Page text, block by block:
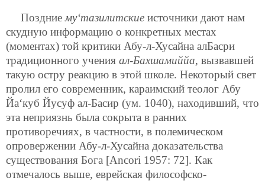
Поздниему‘тазилитские источники дают нам
скудную информацию о конкретных местах
(моментах) той критики Абу-л-Хусайна алБасри
традиционного учения ал-Бахшамиййа, вызвавшей
такую остру реакцию в этой школе. Некоторый свет
пролил его современник, караимский теолог Абу
Йа‘куб Йусуф ал-Басир (ум. 1040), находивший, что
эта неприязнь была сокрыта в ранних
противоречиях, в частности, в полемическом
опровержении Абу-л-Хусайна доказательства
существования Бога [Ancori 1957: 72]. Как
отмечалось выше, еврейская философско-